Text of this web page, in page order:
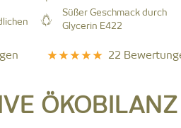
Süßer Geschmack durch
Glycerin E422
22
ÖKOBILANZ